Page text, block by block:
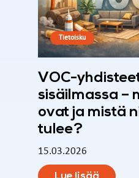
Tietoisku
VOC-
sisäilmassa –
ovat ja mistä
tulee?
15.03.2026